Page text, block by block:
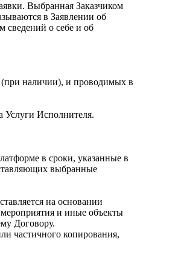
Выбранная Заказчиком
в Заявлении об
сведений о себе и об
наличии), и проводимых в
Услуги Исполнителя.
в сроки, указанные в
выбранные
на основании
и иные объекты
Договору.
частичного копирования,